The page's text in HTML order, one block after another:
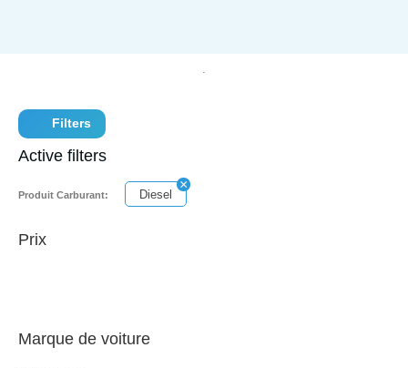
Filters
Active filters
Produit Carburant: Diesel
Prix
Marque de voiture